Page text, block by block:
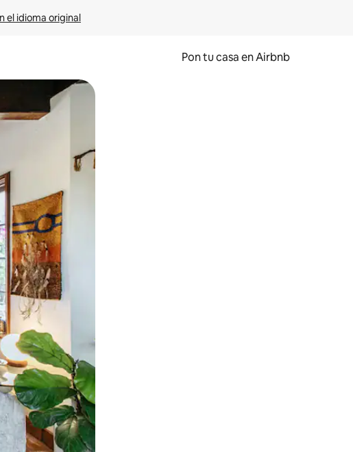
el idioma original
Pon tu casa en Airbnb
el tacto o desliza el dedo.